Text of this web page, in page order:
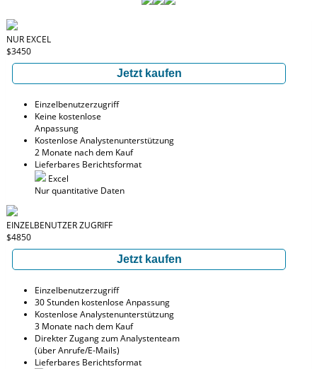
NUR EXCEL
$3450
Jetzt kaufen
Einzelbenutzerzugriff
Keine kostenlose
Anpassung
Kostenlose Analystenunterstützung
2 Monate nach dem Kauf
Lieferbares Berichtsformat
Excel
Nur quantitative Daten
EINZELBENUTZER ZUGRIFF
$4850
Jetzt kaufen
Einzelbenutzerzugriff
30 Stunden kostenlose Anpassung
Kostenlose Analystenunterstützung
3 Monate nach dem Kauf
Direkter Zugang zum Analystenteam
(über Anrufe/E-Mails)
Lieferbares Berichtsformat